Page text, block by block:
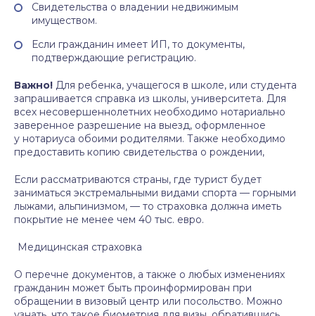
Свидетельства о владении недвижимым
имуществом.
Если гражданин имеет ИП, то документы,
подтверждающие регистрацию.
Важно! Для ребенка, учащегося в школе, или студента
запрашивается справка из школы, университета. Для
всех несовершеннолетних необходимо нотариально
заверенное разрешение на выезд, оформленное
у нотариуса обоими родителями. Также необходимо
предоставить копию свидетельства о рождении,
Если рассматриваются страны, где турист будет
заниматься экстремальными видами спорта — горными
лыжами, альпинизмом, — то страховка должна иметь
покрытие не менее чем 40 тыс. евро.
Медицинская страховка
О перечне документов, а также о любых изменениях
гражданин может быть проинформирован при
обращении в визовый центр или посольство. Можно